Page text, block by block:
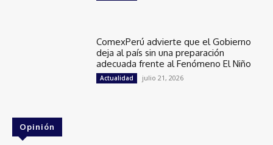
ComexPerú advierte que el Gobierno
deja al país sin una preparación
adecuada frente al Fenómeno El Niño
Actualidad julio 21, 2026
Opinión